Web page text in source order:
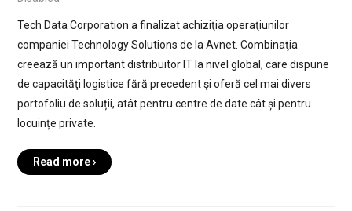
Tech Data Corporation a finalizat achiziţia operaţiunilor
companiei Technology Solutions de la Avnet. Combinaţia
creează un important distribuitor IT la nivel global, care dispune
de capacităţi logistice fără precedent şi oferă cel mai divers
portofoliu de soluții, atât pentru centre de date cât și pentru
locuințe private.
Read more ›